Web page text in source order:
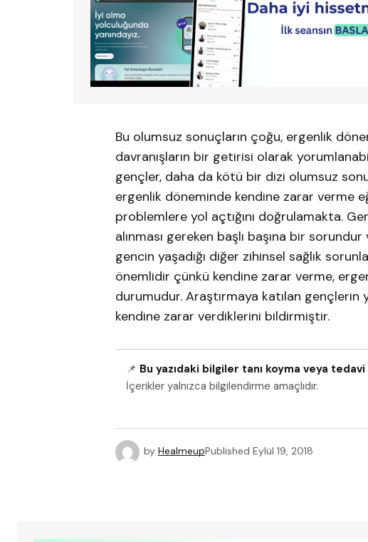
Bu olumsuz sonuçların çoğu, ergenlik
davranışların bir getirisi olarak
gençler, daha da kötü bir dizi olumsuz
ergenlik döneminde kendine zarar verme
problemlere yol açtığını doğrulamakta.
alınması gereken başlı başına bir
gencin yaşadığı diğer zihinsel sağlık
önemlidir çünkü kendine zarar verme,
durumudur. Araştırmaya katılan gençlerin
kendine zarar verdiklerini bildirmiştir.
📌 Bu yazıdaki bilgiler tanı koyma veya
İçerikler yalnızca bilgilendirme amaçlıdır.
by HealmeupPublished Eylül 19, 2018